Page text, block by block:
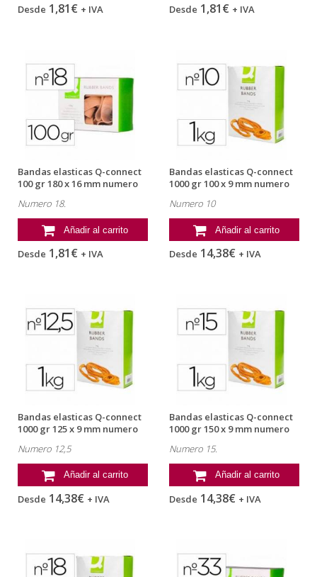
Desde 1,81€ + IVA Desde 1,81€ + IVA
Bandas elasticas Q-connect
100 gr 180 x 16 mm numero
Numero 18.
Añadir al carrito
Desde 1,81€ + IVA
Bandas elasticas Q-connect
1000 gr 100 x 9 mm numero
Numero 10
Añadir al carrito
Desde 14,38€ + IVA
Bandas elasticas Q-connect
1000 gr 125 x 9 mm numero
Numero 12,5
Añadir al carrito
Desde 14,38€ + IVA
Bandas elasticas Q-connect
1000 gr 150 x 9 mm numero
Numero 15.
Añadir al carrito
Desde 14,38€ + IVA